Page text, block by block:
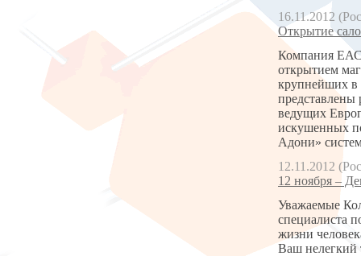
16.11.2012
Открытие
Компания ЕАС
открытием
крупнейших в
представлены
ведущих
искушенных
Адони»
12.11.2012
12 ноября –
Уважаемые
специалиста
жизни
Ваш нелегкий